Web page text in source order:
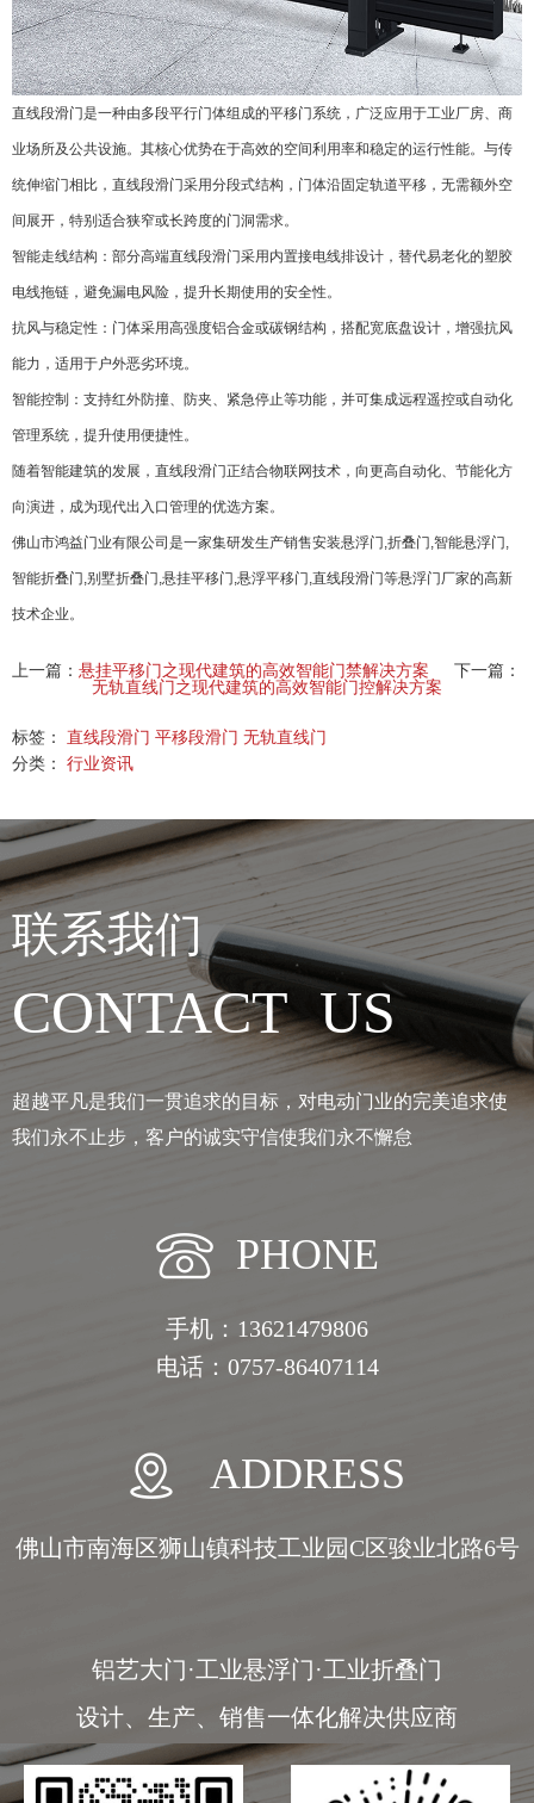
直线段滑门是一种由多段平行门体组成的平移门系统，广泛应用于工业厂房、商
业场所及公共设施。其核心优势在于高效的空间利用率和稳定的运行性能。与传
统伸缩门相比，直线段滑门采用分段式结构，门体沿固定轨道平移，无需额外空
间展开，特别适合狭窄或长跨度的门洞需求。
智能走线结构：部分高端直线段滑门采用内置接电线排设计，替代易老化的塑胶
电线拖链，避免漏电风险，提升长期使用的安全性。
抗风与稳定性：门体采用高强度铝合金或碳钢结构，搭配宽底盘设计，增强抗风
能力，适用于户外恶劣环境。
智能控制：支持红外防撞、防夹、紧急停止等功能，并可集成远程遥控或自动化
管理系统，提升使用便捷性。
随着智能建筑的发展，直线段滑门正结合物联网技术，向更高自动化、节能化方
向演进，成为现代出入口管理的优选方案。
佛山市鸿益门业有限公司是一家集研发生产销售安装悬浮门,折叠门,智能悬浮门,
智能折叠门,别墅折叠门,悬挂平移门,悬浮平移门,直线段滑门等悬浮门厂家的高新
技术企业。
上一篇： 悬挂平移门之现代建筑的高效智能门禁解决方案
下一篇：
无轨直线门之现代建筑的高效智能门控解决方案
标签： 直线段滑门 平移段滑门 无轨直线门
分类： 行业资讯
联系我们
CONTACT US
超越平凡是我们一贯追求的目标，对电动门业的完美追求使
我们永不止步，客户的诚实守信使我们永不懈怠
PHONE
手机：13621479806
电话：0757-86407114
ADDRESS
佛山市南海区狮山镇科技工业园C区骏业北路6号
铝艺大门·工业悬浮门·工业折叠门
设计、生产、销售一体化解决供应商